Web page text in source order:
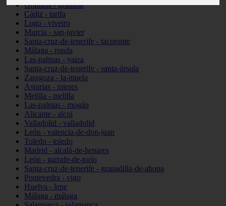
Granada - granada
Cádiz - tarifa
Lugo - viveiro
Murcia - san-javier
Santa-cruz-de-tenerife - tacoronte
Málaga - ronda
Las-palmas - yaiza
Santa-cruz-de-tenerife - santa-úrsula
Zaragoza - la-muela
Asturias - mieres
Melilla - melilla
Las-palmas - mogán
Alicante - alcoi
Valladolid - valladolid
León - valencia-de-don-juan
Toledo - toledo
Madrid - alcalá-de-henares
León - garrafe-de-torío
Santa-cruz-de-tenerife - granadilla-de-abona
Pontevedra - vigo
Huelva - lepe
Málaga - málaga